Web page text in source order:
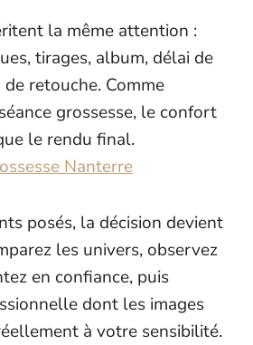
la même attention :
tirages, album, délai de
retouche. Comme
grossesse, le confort
le rendu final.
Nanterre
posés, la décision devient
les univers, observez
en confiance, puis
dont les images
à votre sensibilité.